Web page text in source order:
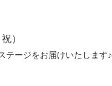
）
テージをお届けいたします♪